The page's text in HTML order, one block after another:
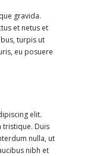
gravida.
et netus et
turpis ut
eu posuere
elit.
tristique. Duis
nulla, ut
nibh et